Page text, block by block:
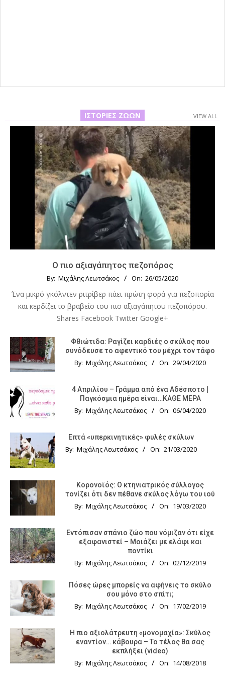
ΙΣΤΟΡΊΕΣ ΖΏΩΝ VIEW ALL
Ο πιο αξιαγάπητος πεζοπόρος
By: Μιχάλης Λεωτσάκος On: 26/05/2020
Ένα μικρό γκόλντεν ριτρίβερ πάει πρώτη φορά για πεζοπορία
και κερδίζει το βραβείο του πιο αξιαγάπητου πεζοπόρου.
Shares Facebook Twitter Google+
Φθιώτιδα: Ραγίζει καρδιές ο σκύλος που
συνόδευσε το αφεντικό του μέχρι τον τάφο
By: Μιχάλης Λεωτσάκος On: 29/04/2020
4 Απριλίου – Γράμμα από ένα Αδέσποτο |
Παγκόσμια ημέρα είναι…ΚΑΘΕ ΜΕΡΑ
By: Μιχάλης Λεωτσάκος On: 06/04/2020
Επτά «υπερκινητικές» φυλές σκύλων
By: Μιχάλης Λεωτσάκος On: 21/03/2020
Κορονοϊός: Ο κτηνιατρικός σύλλογος
τονίζει ότι δεν πέθανε σκύλος λόγω του ιού
By: Μιχάλης Λεωτσάκος On: 19/03/2020
Εντόπισαν σπάνιο ζώο που νόμιζαν ότι είχε
εξαφανιστεί – Μοιάζει με ελάφι και
ποντίκι
By: Μιχάλης Λεωτσάκος On: 02/12/2019
Πόσες ώρες μπορείς να αφήνεις το σκύλο
σου μόνο στο σπίτι;
By: Μιχάλης Λεωτσάκος On: 17/02/2019
Η πιο αξιολάτρευτη «μονομαχία»: Σκύλος
εναντίον… κάβουρα – Το τέλος θα σας
εκπλήξει (video)
By: Μιχάλης Λεωτσάκος On: 14/08/2018